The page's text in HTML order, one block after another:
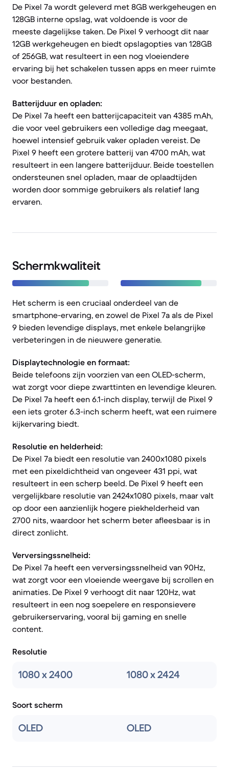
De Pixel 7a wordt geleverd met 8GB werkgeheugen en
128GB interne opslag, wat voldoende is voor de
meeste dagelijkse taken. De Pixel 9 verhoogt dit naar
12GB werkgeheugen en biedt opslagopties van 128GB
of 256GB, wat resulteert in een nog vloeiendere
ervaring bij het schakelen tussen apps en meer ruimte
voor bestanden.
Batterijduur en opladen:
De Pixel 7a heeft een batterijcapaciteit van 4385 mAh,
die voor veel gebruikers een volledige dag meegaat,
hoewel intensief gebruik vaker opladen vereist. De
Pixel 9 heeft een grotere batterij van 4700 mAh, wat
resulteert in een langere batterijduur. Beide toestellen
ondersteunen snel opladen, maar de oplaadtijden
worden door sommige gebruikers als relatief lang
ervaren.
Schermkwaliteit
Het scherm is een cruciaal onderdeel van de
smartphone-ervaring, en zowel de Pixel 7a als de Pixel
9 bieden levendige displays, met enkele belangrijke
verbeteringen in de nieuwere generatie.
Displaytechnologie en formaat:
Beide telefoons zijn voorzien van een OLED-scherm,
wat zorgt voor diepe zwarttinten en levendige kleuren.
De Pixel 7a heeft een 6.1-inch display, terwijl de Pixel 9
een iets groter 6.3-inch scherm heeft, wat een ruimere
kijkervaring biedt.
Resolutie en helderheid:
De Pixel 7a biedt een resolutie van 2400x1080 pixels
met een pixeldichtheid van ongeveer 431 ppi, wat
resulteert in een scherp beeld. De Pixel 9 heeft een
vergelijkbare resolutie van 2424x1080 pixels, maar valt
op door een aanzienlijk hogere piekhelderheid van
2700 nits, waardoor het scherm beter afleesbaar is in
direct zonlicht.
Verversingssnelheid:
De Pixel 7a heeft een verversingssnelheid van 90Hz,
wat zorgt voor een vloeiende weergave bij scrollen en
animaties. De Pixel 9 verhoogt dit naar 120Hz, wat
resulteert in een nog soepelere en responsievere
gebruikerservaring, vooral bij gaming en snelle
content.
Resolutie
1080 x 2400 1080 x 2424
Soort scherm
OLED OLED